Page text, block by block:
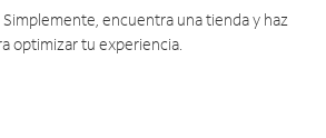
encuentra una tienda y haz
optimizar tu experiencia.